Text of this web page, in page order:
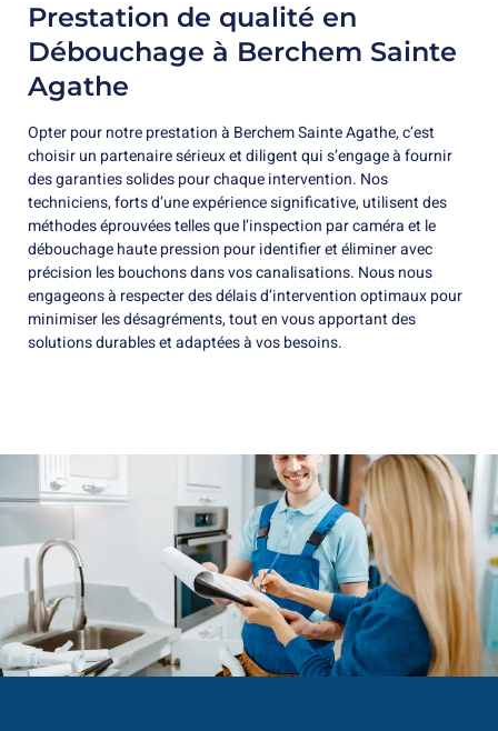
Prestation de qualité en
Débouchage à Berchem Sainte
Agathe
Opter pour notre prestation à Berchem Sainte Agathe, c’est
choisir un partenaire sérieux et diligent qui s’engage à fournir
des garanties solides pour chaque intervention. Nos
techniciens, forts d’une expérience significative, utilisent des
méthodes éprouvées telles que l’inspection par caméra et le
débouchage haute pression pour identifier et éliminer avec
précision les bouchons dans vos canalisations. Nous nous
engageons à respecter des délais d’intervention optimaux pour
minimiser les désagréments, tout en vous apportant des
solutions durables et adaptées à vos besoins.